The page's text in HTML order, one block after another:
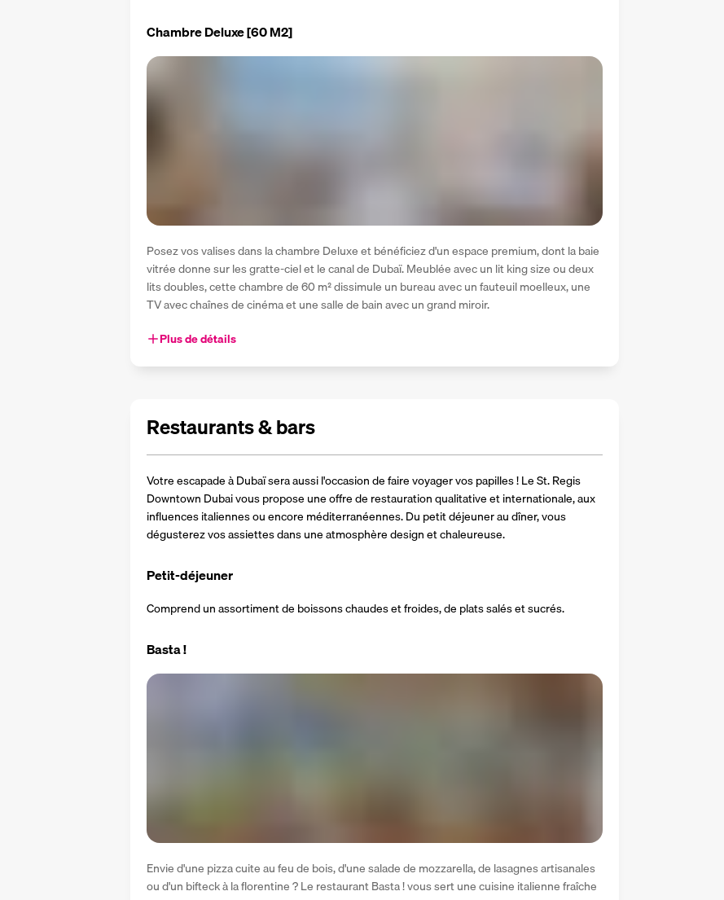
Chambre Deluxe[60 M2]
Posez vos valises dans la chambre Deluxe et bénéficiez d'un espace premium, dont la baie
vitrée donne sur les gratte-ciel et le canal de Dubaï. Meublée avec un lit king size ou deux
lits doubles, cette chambre de 60 m² dissimule un bureau avec un fauteuil moelleux, une
TV avec chaînes de cinéma et une salle de bain avec un grand miroir.
Plus de détails
Restaurants & bars
Votre escapade à Dubaï sera aussi l'occasion de faire voyager vos papilles ! Le St. Regis
Downtown Dubai vous propose une offre de restauration qualitative et internationale, aux
influences italiennes ou encore méditerranéennes. Du petit déjeuner au dîner, vous
dégusterez vos assiettes dans une atmosphère design et chaleureuse.
Petit-déjeuner
Comprend un assortiment de boissons chaudes et froides, de plats salés et sucrés.
Basta !
Envie d'une pizza cuite au feu de bois, d'une salade de mozzarella, de lasagnes artisanales
ou d'un bifteck à la florentine ? Le restaurant Basta ! vous sert une cuisine italienne fraîche